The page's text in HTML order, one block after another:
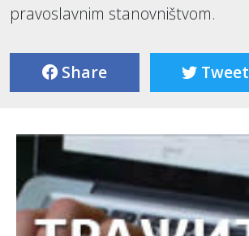
pravoslavnim stanovništvom.
Share Tweet